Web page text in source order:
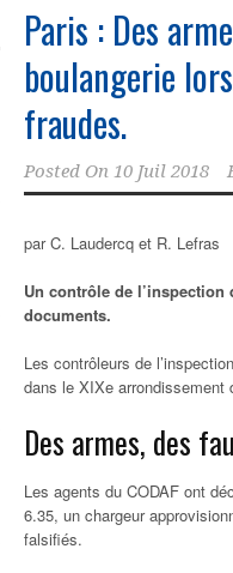
Paris : Des
boulangerie
fraudes.
Posted On 10 Juil 2018
par C. Laudercq et R. Lefras
Un contrôle de l’inspection
documents.
Les contrôleurs de
dans le XIXe arrondissement
Des armes, des
Les agents du CODAF ont
6.35, un chargeur
falsifiés.